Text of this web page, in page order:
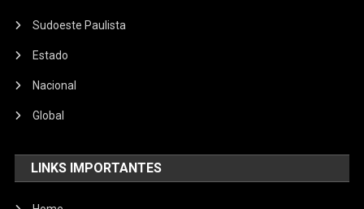
Sudoeste Paulista
Estado
Nacional
Global
LINKS IMPORTANTES